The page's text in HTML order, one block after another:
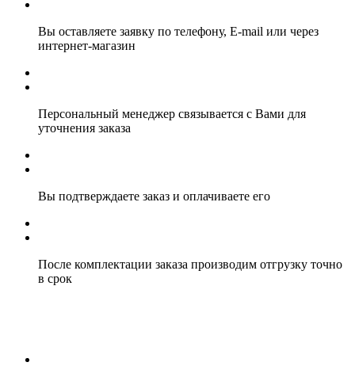
Вы оставляете заявку по телефону, E-mail или через
интернет-магазин
Персональный менеджер связывается с Вами для
уточнения заказа
Вы подтверждаете заказ и оплачиваете его
После комплектации заказа производим отгрузку точно
в срок